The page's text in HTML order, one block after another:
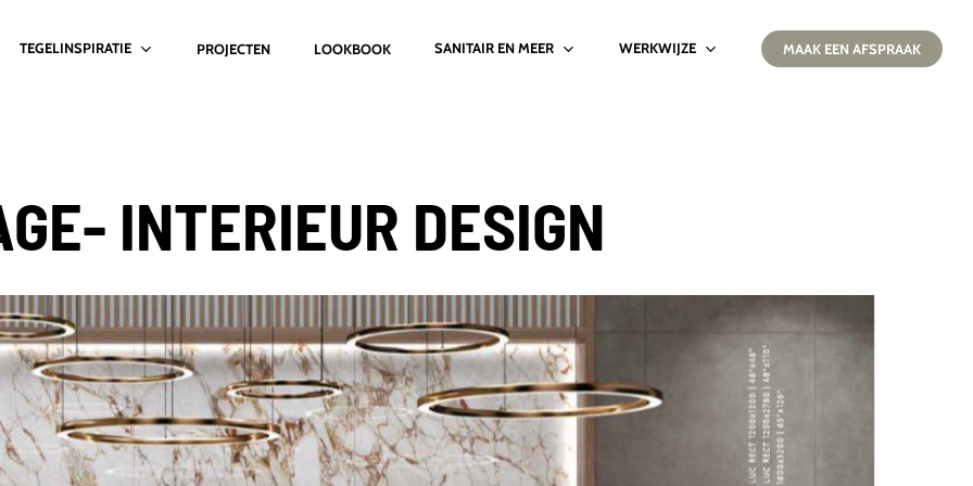
TEGELINSPIRATIE PROJECTEN LOOKBOOK SANITAIR EN MEER WERKWIJZE MAAK EEN AFSPRAAK
INTERIEUR DESIGN